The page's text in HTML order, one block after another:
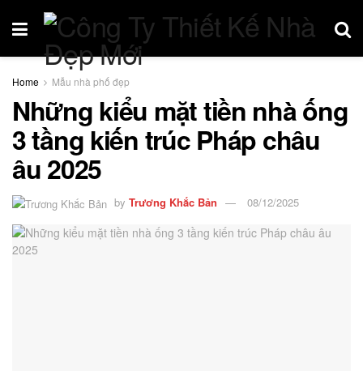
Home Mẫu nhà phố đẹp
Những kiểu mặt tiền nhà ống
3 tầng kiến trúc Pháp châu
âu 2025
by Trương Khắc Bản 08/12/2025